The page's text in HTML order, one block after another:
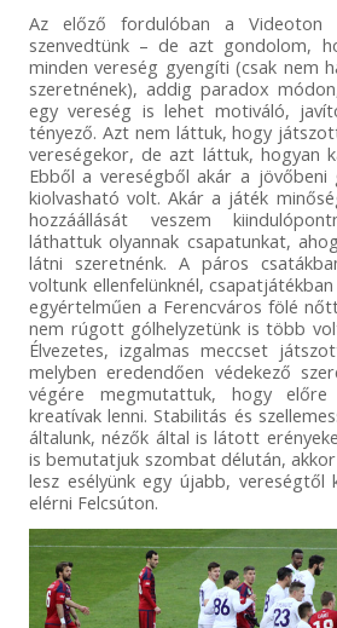
Az előző fordulóban a
szenvedtünk – de azt gondolom,
minden vereség gyengíti (csak nem
szeretnének), addig paradox
egy vereség is lehet motiváló,
tényező. Azt nem láttuk, hogy
vereségekor, de azt láttuk, hogyan
Ebből a vereségből akár a jövőbeni
kiolvasható volt. Akár a játék
hozzáállását veszem
láthattuk olyannak csapatunkat,
látni szeretnénk. A páros
voltunk ellenfelünknél,
egyértelműen a Ferencváros fölé
nem rúgott gólhelyzetünk is több
Élvezetes, izgalmas meccset
melyben eredendően védekező
végére megmutattuk, hogy
kreatívak lenni. Stabilitás és
általunk, nézők által is látott
is bemutatjuk szombat délután,
lesz esélyünk egy újabb, vereségtől
elérni Felcsúton.